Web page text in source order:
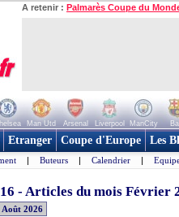
A retenir : Palmarès Coupe du
Man Utd Arsenal Liverpool ManCity
Etranger Coupe d'Europe Les
| Buteurs | Calendrier |
- Articles du mois Février
Août 2026